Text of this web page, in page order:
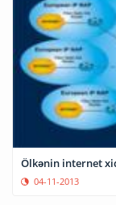
Ölkənin internet
04-11-2013